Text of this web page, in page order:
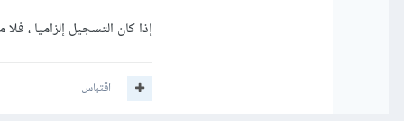
إذا كان التسجيل إلزاميا ،
اقتباس